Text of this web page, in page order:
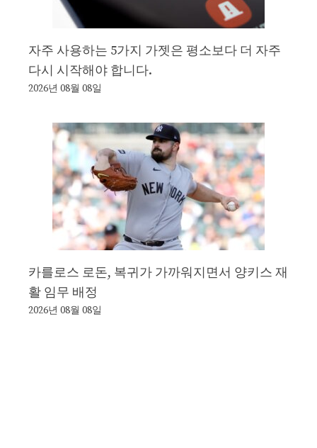
자주 사용하는 5가지 가젯은 평소보다 더 자주
다시 시작해야 합니다.
2026년 08월 08일
카를로스 로돈, 복귀가 가까워지면서 양키스 재
활 임무 배정
2026년 08월 08일